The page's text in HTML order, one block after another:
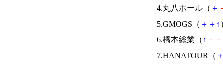
4.丸八ホール（ ＋
5.GMOGS（ ＋ ＋ ↑
6.橋本総業（ ↑ － －
7.HANATOUR（